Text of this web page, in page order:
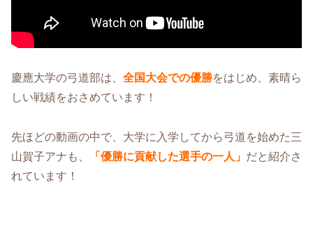
慶應大学の弓道部は、 全国大会での優勝をはじめ、素晴ら
しい戦績をおさめています！
先ほどの動画の中で、大学に入学してから弓道を始めた三
山賀子アナも、
「 優勝に貢献した選手の一人」 だと紹介さ
れています！